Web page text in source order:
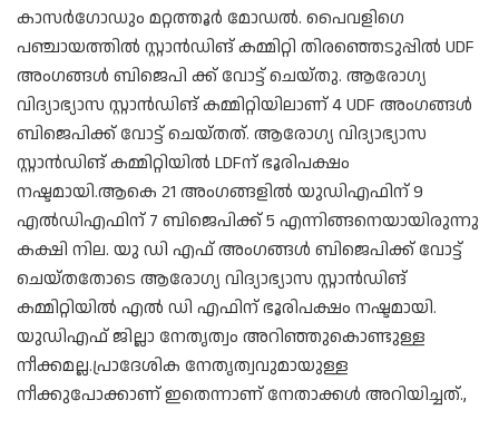
കാസർഗോഡും മറ്റത്തൂർ മോഡൽ. പൈവളിഗെ
പഞ്ചായത്തിൽ സ്റ്റാൻഡിങ് കമ്മിറ്റി തിരഞ്ഞെടുപ്പിൽ UDF
അംഗങ്ങൾ ബിജെപി ക്ക്‌ വോട്ട് ചെയ്തു. ആരോഗ്യ
വിദ്യാഭ്യാസ സ്റ്റാൻഡിങ് കമ്മിറ്റിയിലാണ് 4 UDF അംഗങ്ങൾ
ബിജെപിക്ക്‌ വോട്ട് ചെയ്തത്. ആരോഗ്യ വിദ്യാഭ്യാസ
സ്റ്റാൻഡിങ് കമ്മിറ്റിയിൽ LDFന് ഭൂരിപക്ഷം
നഷ്ടമായി.ആകെ 21 അംഗങ്ങളിൽ യുഡിഎഫിന് 9
എൽഡിഎഫിന് 7 ബിജെപിക്ക് 5 എന്നിങ്ങനെയായിരുന്നു
കക്ഷി നില. യു ഡി എഫ് അംഗങ്ങൾ ബിജെപിക്ക്‌ വോട്ട്
ചെയ്തതോടെ ആരോഗ്യ വിദ്യാഭ്യാസ സ്റ്റാൻഡിങ്
കമ്മിറ്റിയിൽ എൽ ഡി എഫിന് ഭൂരിപക്ഷം നഷ്ടമായി.
യുഡിഎഫ് ജില്ലാ നേതൃത്വം അറിഞ്ഞുകൊണ്ടുള്ള
നീക്കമല്ല.പ്രാദേശിക നേതൃത്വവുമായുള്ള
നീക്കുപോക്കാണ് ഇതെന്നാണ് നേതാക്കൾ അറിയിച്ചത്.,